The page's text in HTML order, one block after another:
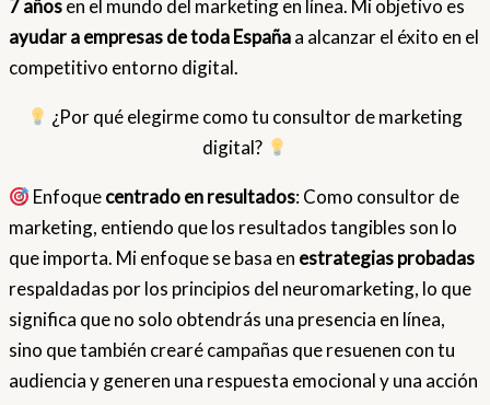
7 añosen el mundo del marketing en línea. Mi objetivo es
ayudar a empresas de toda Españaa alcanzar el éxito en el
competitivo entorno digital.
¿Por qué elegirme como tu consultor de marketing
digital?
Enfoquecentrado en resultados: Como consultor de
marketing, entiendo que los resultados tangibles son lo
que importa. Mi enfoque se basa en estrategias probadas
respaldadas por los principios del neuromarketing, lo que
significa que no solo obtendrás una presencia en línea,
sino que también crearé campañas que resuenen con tu
audiencia y generen una respuesta emocional y una acción